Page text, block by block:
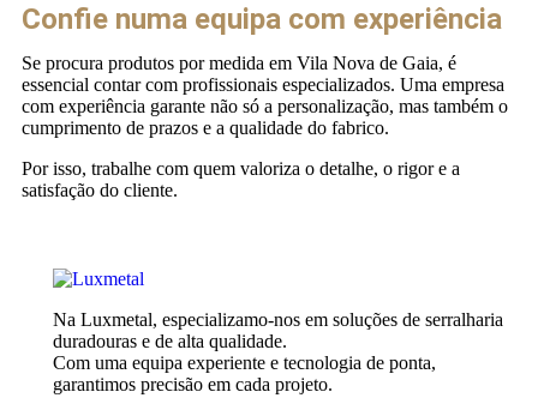
Confie numa equipa com experiência
Se procura produtos por medida em Vila Nova de Gaia, é
essencial contar com profissionais especializados. Uma empresa
com experiência garante não só a personalização, mas também o
cumprimento de prazos e a qualidade do fabrico.
Por isso, trabalhe com quem valoriza o detalhe, o rigor e a
satisfação do cliente.
Na Luxmetal, especializamo-nos em soluções de serralharia
duradouras e de alta qualidade.
Com uma equipa experiente e tecnologia de ponta,
garantimos precisão em cada projeto.